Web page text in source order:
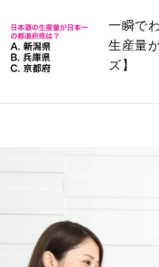
一瞬で
生産量
ズ】